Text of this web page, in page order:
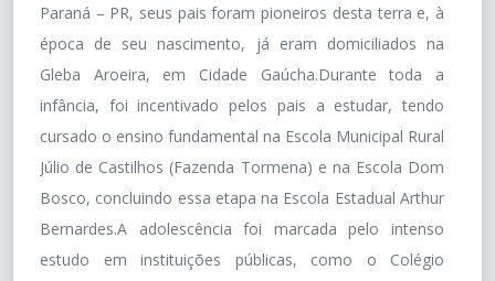
Paraná – PR, seus pais foram pioneiros desta terra e, à
época de seu nascimento, já eram domiciliados na
Gleba Aroeira, em Cidade Gaúcha.Durante toda a
infância, foi incentivado pelos pais a estudar, tendo
cursado o ensino fundamental na Escola Municipal Rural
Júlio de Castilhos (Fazenda Tormena) e na Escola Dom
Bosco, concluindo essa etapa na Escola Estadual Arthur
Bernardes.A adolescência foi marcada pelo intenso
estudo em instituições públicas, como o Colégio